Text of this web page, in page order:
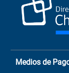
+56 9
Medios de